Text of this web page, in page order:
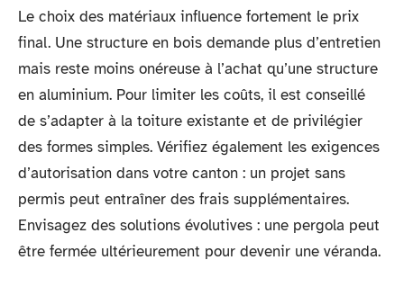
Le choix des matériaux influence fortement le prix
final. Une structure en bois demande plus d’entretien
mais reste moins onéreuse à l’achat qu’une structure
en aluminium. Pour limiter les coûts, il est conseillé
de s’adapter à la toiture existante et de privilégier
des formes simples. Vérifiez également les exigences
d’autorisation dans votre canton : un projet sans
permis peut entraîner des frais supplémentaires.
Envisagez des solutions évolutives : une pergola peut
être fermée ultérieurement pour devenir une véranda.